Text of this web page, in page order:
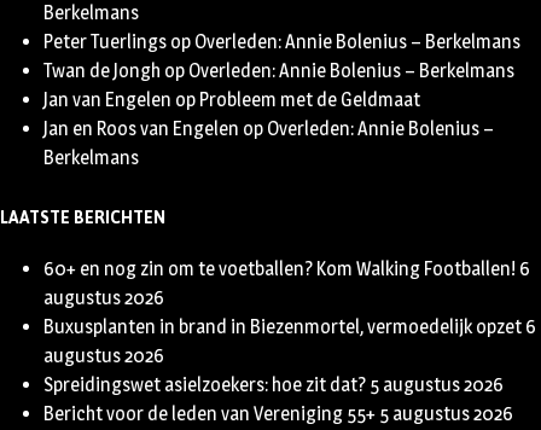
Berkelmans
Peter Tuerlings op Overleden: Annie Bolenius – Berkelmans
Twan de Jongh op Overleden: Annie Bolenius – Berkelmans
Jan van Engelen op Probleem met de Geldmaat
Jan en Roos van Engelen op Overleden: Annie Bolenius –
Berkelmans
LAATSTE BERICHTEN
60+ en nog zin om te voetballen? Kom Walking Footballen! 6
augustus 2026
Buxusplanten in brand in Biezenmortel, vermoedelijk opzet 6
augustus 2026
Spreidingswet asielzoekers: hoe zit dat? 5 augustus 2026
Bericht voor de leden van Vereniging 55+ 5 augustus 2026